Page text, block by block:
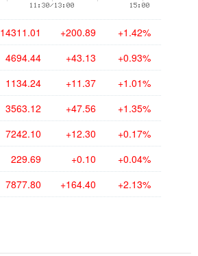
14311.01 +200.89 +1.42%
4694.44 +43.13 +0.93%
1134.24 +11.37 +1.01%
3563.12 +47.56 +1.35%
7242.10 +12.30 +0.17%
229.69 +0.10 +0.04%
7877.80 +164.40 +2.13%